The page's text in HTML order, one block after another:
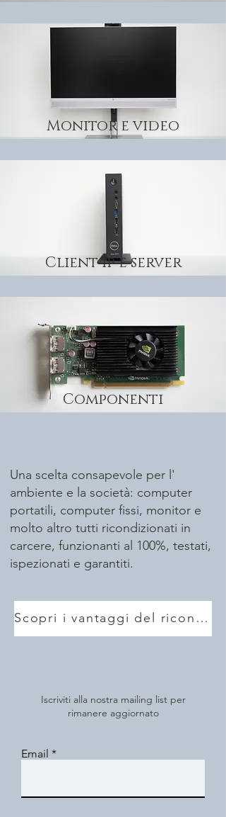
Monitor e video
Client Ip e server
Componenti
Una scelta consapevole per l'
ambiente e la società: computer
portatili, computer fissi, monitor e
molto altro tutti ricondizionati in
carcere, funzionanti al 100%, testati,
ispezionati e garantiti.
Scopri i vantaggi del ricondizionato Fenixs
Iscriviti alla nostra mailing list per
rimanere aggiornato
Email